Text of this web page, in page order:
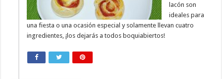
lacón son
ideales para
una fiesta o una ocasión especial y solamente llevan cuatro
ingredientes, ¡los dejarás a todos boquiabiertos!